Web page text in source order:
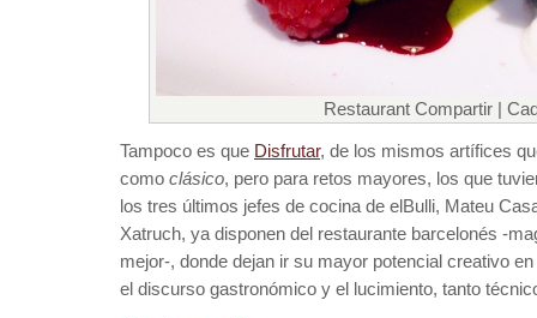
Restaurant Compartir |
Tampoco es que Disfrutar, de los mismos artífices
como clásico, pero para retos mayores, los que
los tres últimos jefes de cocina de elBulli, Mateu
Xatruch, ya disponen del restaurante barcelonés -
mejor-, donde dejan ir su mayor potencial creativo
el discurso gastronómico y el lucimiento, tanto